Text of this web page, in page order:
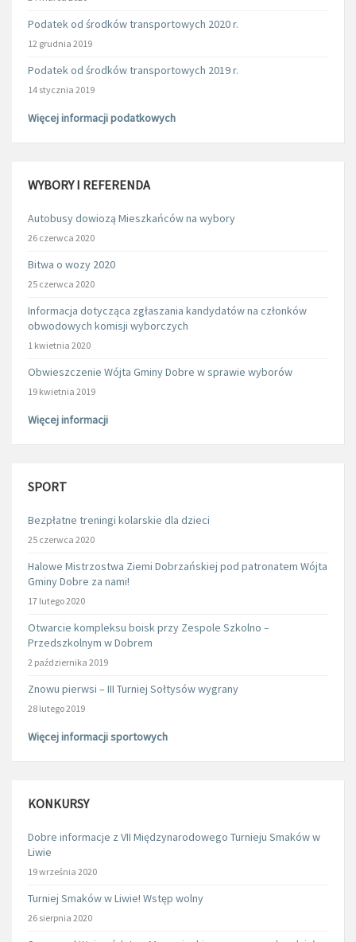
Podatek od środków transportowych 2020 r.
12 grudnia 2019
Podatek od środków transportowych 2019 r.
14 stycznia 2019
Więcej informacji podatkowych
WYBORY I REFERENDA
Autobusy dowiozą Mieszkańców na wybory
26 czerwca 2020
Bitwa o wozy 2020
25 czerwca 2020
Informacja dotycząca zgłaszania kandydatów na członków
obwodowych komisji wyborczych
1 kwietnia 2020
Obwieszczenie Wójta Gminy Dobre w sprawie wyborów
19 kwietnia 2019
Więcej informacji
SPORT
Bezpłatne treningi kolarskie dla dzieci
25 czerwca 2020
Halowe Mistrzostwa Ziemi Dobrzańskiej pod patronatem Wójta
Gminy Dobre za nami!
17 lutego 2020
Otwarcie kompleksu boisk przy Zespole Szkolno –
Przedszkolnym w Dobrem
2 października 2019
Znowu pierwsi – III Turniej Sołtysów wygrany
28 lutego 2019
Więcej informacji sportowych
KONKURSY
Dobre informacje z VII Międzynarodowego Turnieju Smaków w
Liwie
19 września 2020
Turniej Smaków w Liwie! Wstęp wolny
26 sierpnia 2020